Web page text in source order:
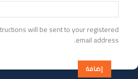
will be sent to your registered
email address.